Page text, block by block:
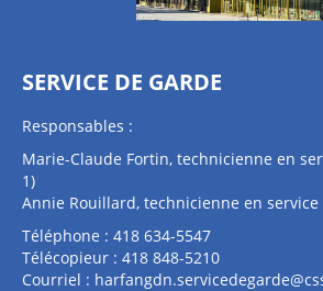
SERVICE DE GARDE
Responsables :
Marie-Claude Fortin, technicienne en
1)
Annie Rouillard, technicienne en service
Téléphone : 418 634-5547
Télécopieur : 418 848-5210
Courriel :